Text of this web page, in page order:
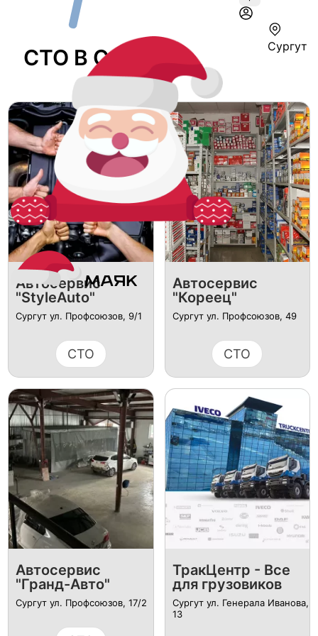
Сургут
СТО В Сургуте
Автосервис
"StyleAuto"
Сургут ул. Профсоюзов, 9/1
СТО
Автосервис
"Кореец"
Сургут ул. Профсоюзов, 49
СТО
Автосервис
"Гранд-Авто"
Сургут ул. Профсоюзов, 17/2
ТракЦентр - Все
для грузовиков
Сургут ул. Генерала Иванова,
13